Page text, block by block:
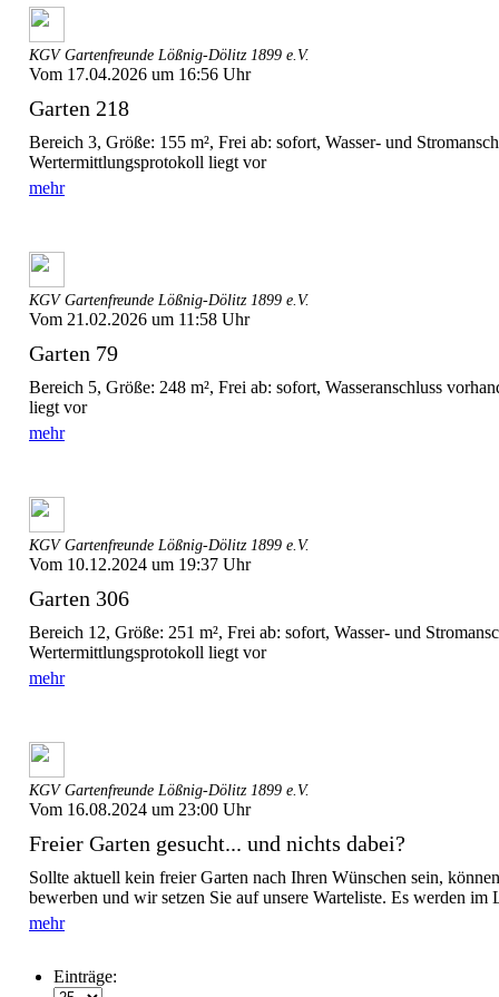
KGV Gartenfreunde Lößnig-Dölitz 1899 e.V.
Vom 17.04.2026 um 16:56 Uhr
Garten 218
Bereich 3, Größe: 155 m², Frei ab: sofort, Wasser- und
Wertermittlungsprotokoll liegt vor
mehr
KGV Gartenfreunde Lößnig-Dölitz 1899 e.V.
Vom 21.02.2026 um 11:58 Uhr
Garten 79
Bereich 5, Größe: 248 m², Frei ab: sofort, Wasseranschluss
liegt vor
mehr
KGV Gartenfreunde Lößnig-Dölitz 1899 e.V.
Vom 10.12.2024 um 19:37 Uhr
Garten 306
Bereich 12, Größe: 251 m², Frei ab: sofort, Wasser- und
Wertermittlungsprotokoll liegt vor
mehr
KGV Gartenfreunde Lößnig-Dölitz 1899 e.V.
Vom 16.08.2024 um 23:00 Uhr
Freier Garten gesucht... und nichts dabei?
Sollte aktuell kein freier Garten nach Ihren Wünschen sein,
bewerben und wir setzen Sie auf unsere Warteliste. Es werden im
mehr
Einträge: